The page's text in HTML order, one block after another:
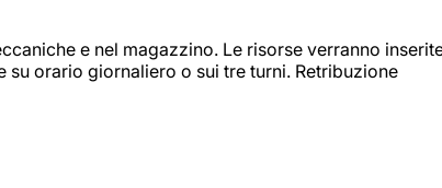
e nel magazzino. Le risorse verranno
orario giornaliero o sui tre turni. Retribuzione